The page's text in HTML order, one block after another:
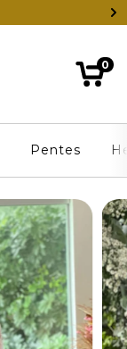
0
Pentes